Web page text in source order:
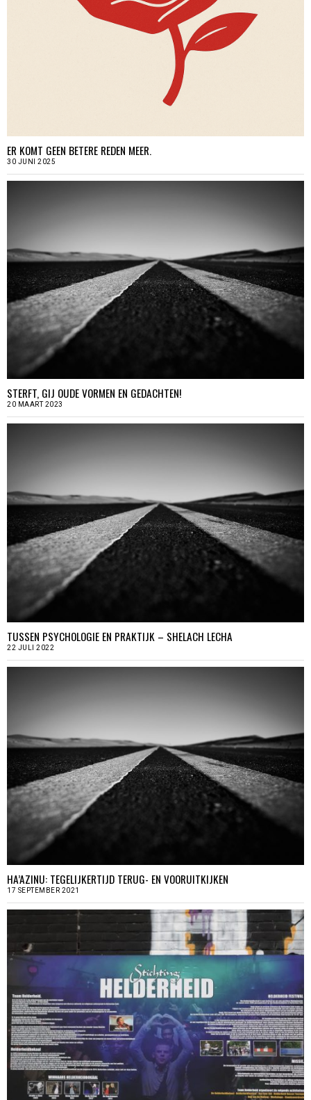
ER KOMT GEEN BETERE REDEN MEER.
30 JUNI 2025
STERFT, GIJ OUDE VORMEN EN GEDACHTEN!
20 MAART 2023
TUSSEN PSYCHOLOGIE EN PRAKTIJK – SHELACH LECHA
22 JULI 2022
HA’AZINU: TEGELIJKERTIJD TERUG- EN VOORUITKIJKEN
17 SEPTEMBER 2021